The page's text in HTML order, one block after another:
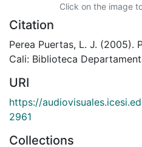
Click on the image
Citation
Perea Puertas, L. J. (2005).
Cali: Biblioteca
URI
https://
2961
Collections